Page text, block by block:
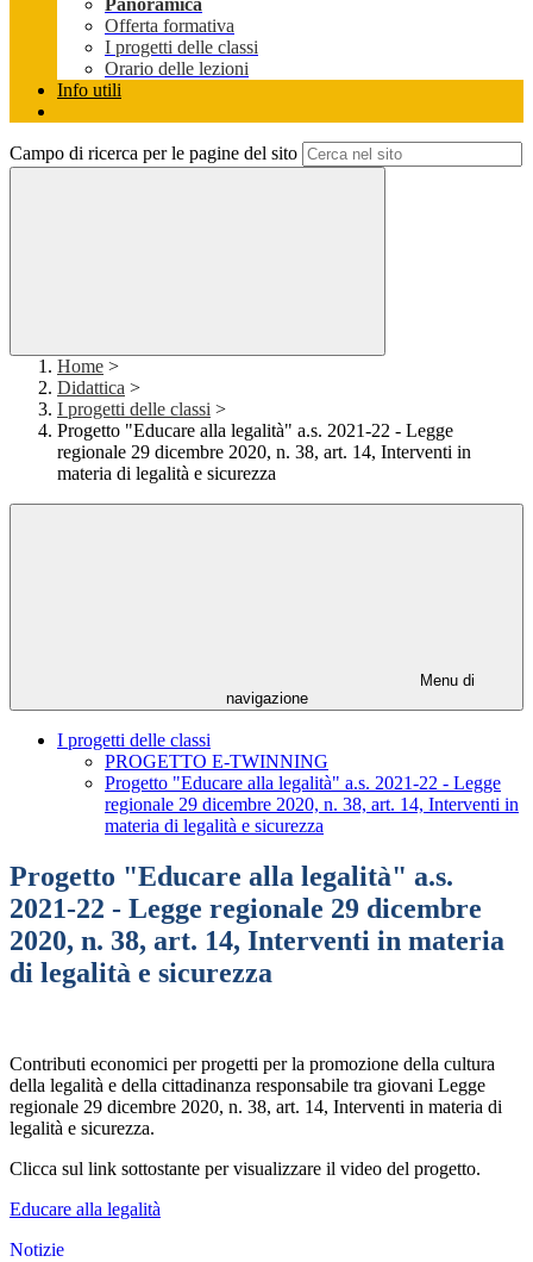
Panoramica
Offerta formativa
I progetti delle classi
Orario delle lezioni
Info utili
Campo di ricerca per le pagine del sito
Home >
Didattica >
I progetti delle classi >
Progetto "Educare alla legalità" a.s. 2021-22 - Legge
regionale 29 dicembre 2020, n. 38, art. 14, Interventi in
materia di legalità e sicurezza
Menu di
navigazione
I progetti delle classi
PROGETTO E-TWINNING
Progetto "Educare alla legalità" a.s. 2021-22 - Legge
regionale 29 dicembre 2020, n. 38, art. 14, Interventi in
materia di legalità e sicurezza
Progetto "Educare alla legalità" a.s.
2021-22 - Legge regionale 29 dicembre
2020, n. 38, art. 14, Interventi in materia
di legalità e sicurezza
Contributi economici per progetti per la promozione della cultura
della legalità e della cittadinanza responsabile tra giovani Legge
regionale 29 dicembre 2020, n. 38, art. 14, Interventi in materia di
legalità e sicurezza.
Clicca sul link sottostante per visualizzare il video del progetto.
Educare alla legalità
Notizie